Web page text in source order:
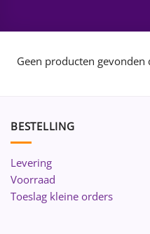
Geen producten
BESTELLING
Levering
Voorraad
Toeslag kleine orders